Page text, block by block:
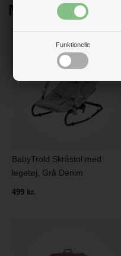
Funktionelle
Måske du
i
BabyTrold Skråstol med
legetøj, Grå Denim
499 kr.